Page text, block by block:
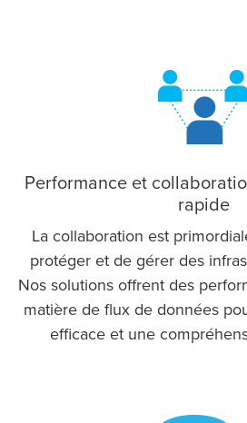
Performance et
rapide
La collaboration est
protéger et de gérer des
Nos solutions offrent des
matière de flux de données
efficace et une